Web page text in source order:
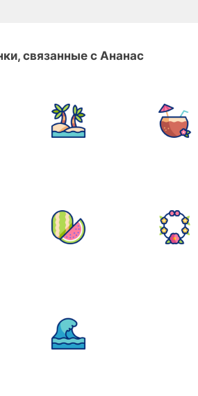
связанные с Ананас